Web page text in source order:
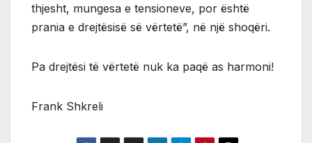
thjesht, mungesa e tensioneve, por është
prania e drejtësisë së vërtetë”, në një shoqëri.
Pa drejtësi të vërtetë nuk ka paqë as harmoni!
Frank Shkreli